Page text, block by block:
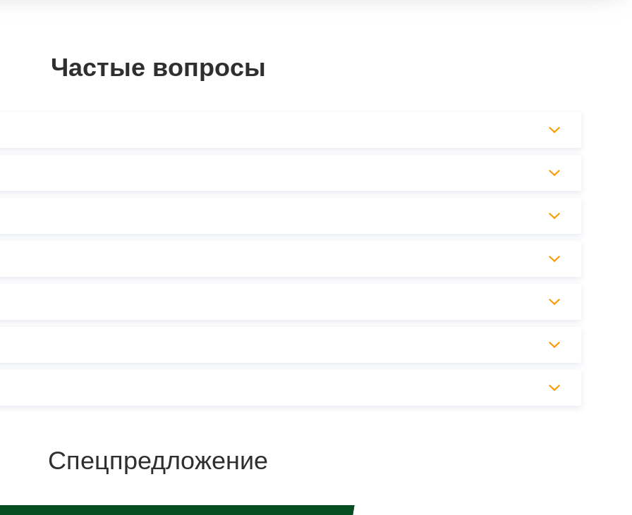
Частые вопросы
Спецпредложение